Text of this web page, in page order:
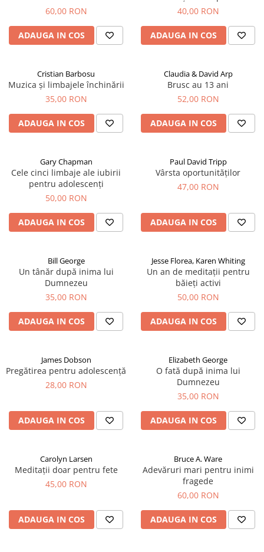
60,00 RON
ADAUGA IN COS
40,00 RON
ADAUGA IN COS
Cristian Barbosu
Muzica și limbajele închinării
35,00 RON
ADAUGA IN COS
Claudia & David Arp
Brusc au 13 ani
52,00 RON
ADAUGA IN COS
Gary Chapman
Cele cinci limbaje ale iubirii
pentru adolescenți
50,00 RON
ADAUGA IN COS
Paul David Tripp
Vârsta oportunităților
47,00 RON
ADAUGA IN COS
Bill George
Un tânăr după inima lui
Dumnezeu
35,00 RON
ADAUGA IN COS
Jesse Florea, Karen Whiting
Un an de meditații pentru
băieți activi
50,00 RON
ADAUGA IN COS
James Dobson
Pregătirea pentru adolescență
28,00 RON
ADAUGA IN COS
Elizabeth George
O fată după inima lui
Dumnezeu
35,00 RON
ADAUGA IN COS
Carolyn Larsen
Meditații doar pentru fete
45,00 RON
ADAUGA IN COS
Bruce A. Ware
Adevăruri mari pentru inimi
fragede
60,00 RON
ADAUGA IN COS